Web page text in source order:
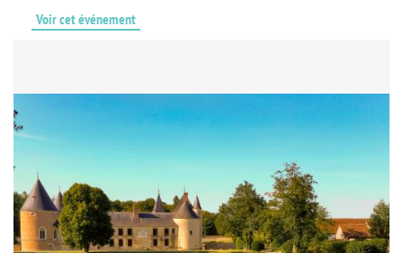
Voir cet événement